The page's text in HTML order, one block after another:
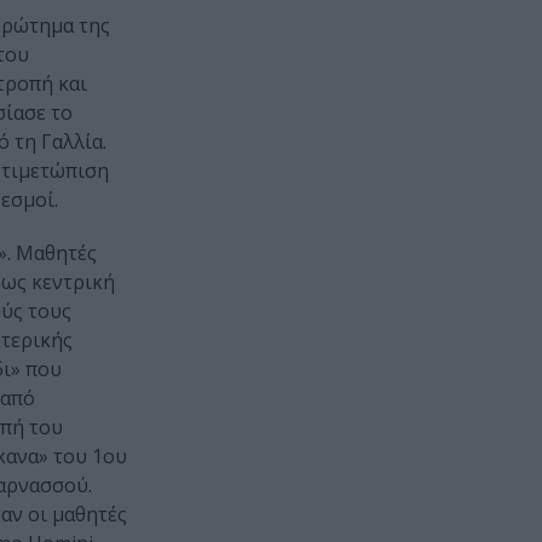
της
και
το
τη Γαλλία.
Μαθητές
κεντρική
τους
που
του
του 1ου
οι μαθητές